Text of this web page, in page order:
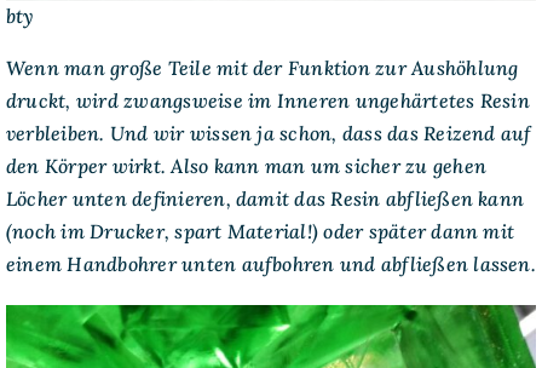
bty
Wenn man große Teile mit der Funktion zur Aushöhlung
druckt, wird zwangsweise im Inneren ungehärtetes Resin
verbleiben. Und wir wissen ja schon, dass das Reizend auf
den Körper wirkt. Also kann man um sicher zu gehen
Löcher unten definieren, damit das Resin abfließen kann
(noch im Drucker, spart Material!) oder später dann mit
einem Handbohrer unten aufbohren und abfließen lassen.